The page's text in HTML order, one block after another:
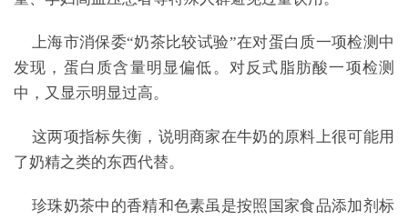
上海市消保委“奶茶比较试验”在对蛋白质一项检测中
发现，蛋白质含量明显偏低。对反式脂肪酸一项检测
中，又显示明显过高。
这两项指标失衡，说明商家在牛奶的原料上很可能用
了奶精之类的东西代替。
珍珠奶茶中的香精和色素虽是按照国家食品添加剂标